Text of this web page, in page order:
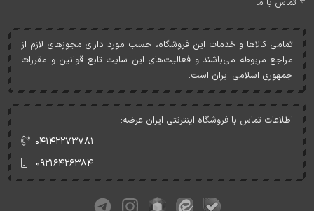
تماس با ما
تمامی کالاها و خدمات اين فروشگاه، حسب مورد دارای مجوزهای لازم از
مراجع مربوطه می‌باشند و فعاليت‌های اين سايت تابع قوانين و مقررات
جمهوری اسلامی ايران است.
اطلاعات تماس با فروشگاه اینترنتی ایران عرضه:
۰۴۱۴۲۲۷۳۷۸۱
۰۹۲۱۶۴۲۶۳۸۴